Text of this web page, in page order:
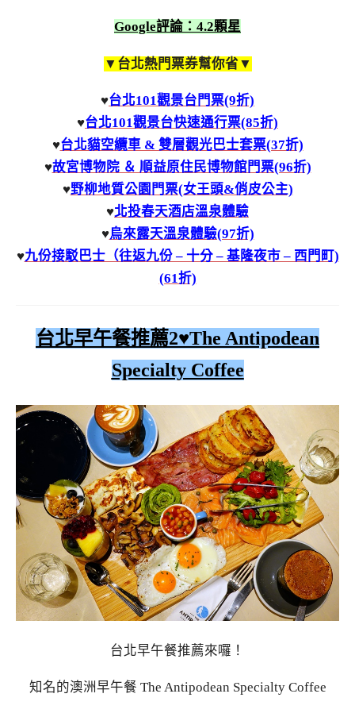
Google評論：4.2顆星
▼台北熱門票券幫你省▼
♥台北101觀景台門票(9折)
♥台北101觀景台快速通行票(85折)
♥台北貓空纜車 & 雙層觀光巴士套票(37折)
♥故宮博物院 ＆ 順益原住民博物館門票(96折)
♥野柳地質公園門票(女王頭&俏皮公主)
♥北投春天酒店溫泉體驗
♥烏來露天溫泉體驗(97折)
♥九份接駁巴士（往返九份 – 十分 – 基隆夜市 – 西門町)
(61折)
台北早午餐推薦2♥The Antipodean
Specialty Coffee
台北早午餐推薦來囉！
知名的澳洲早午餐 The Antipodean Specialty Coffee